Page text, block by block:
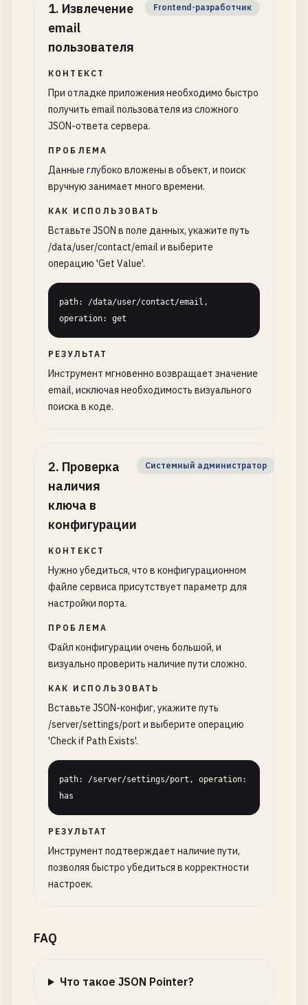
1. Извлечение
email
пользователя
Frontend-разработчик
КОНТЕКСТ
При отладке приложения необходимо быстро
получить email пользователя из сложного
JSON-ответа сервера.
ПРОБЛЕМА
Данные глубоко вложены в объект, и поиск
вручную занимает много времени.
КАК ИСПОЛЬЗОВАТЬ
Вставьте JSON в поле данных, укажите путь
/data/user/contact/email и выберите
операцию 'Get Value'.
path: /data/user/contact/email,
operation: get
РЕЗУЛЬТАТ
Инструмент мгновенно возвращает значение
email, исключая необходимость визуального
поиска в коде.
2. Проверка
наличия
ключа в
конфигурации
Системный администратор
КОНТЕКСТ
Нужно убедиться, что в конфигурационном
файле сервиса присутствует параметр для
настройки порта.
ПРОБЛЕМА
Файл конфигурации очень большой, и
визуально проверить наличие пути сложно.
КАК ИСПОЛЬЗОВАТЬ
Вставьте JSON-конфиг, укажите путь
/server/settings/port и выберите операцию
'Check if Path Exists'.
path: /server/settings/port, operation:
has
РЕЗУЛЬТАТ
Инструмент подтверждает наличие пути,
позволяя быстро убедиться в корректности
настроек.
FAQ
Что такое JSON Pointer?